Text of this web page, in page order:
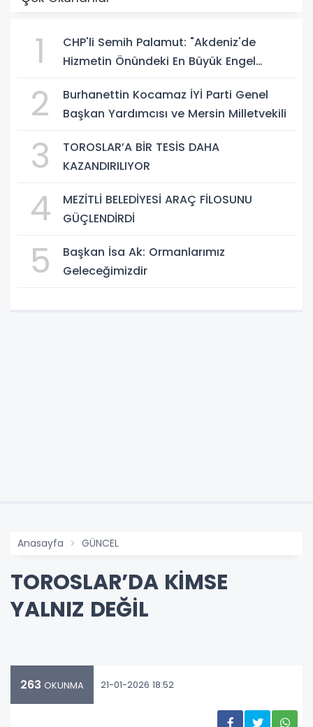
1
CHP'li Semih Palamut: "Akdeniz'de
Hizmetin Önündeki En Büyük Engel
2
Burhanettin Kocamaz İYİ Parti Genel
Başkan Yardımcısı ve Mersin Milletvekili
3
TOROSLAR’A BİR TESİS DAHA
KAZANDIRILIYOR
4
MEZİTLİ BELEDİYESİ ARAÇ FİLOSUNU
GÜÇLENDİRDİ
5
Başkan İsa Ak: Ormanlarımız
Geleceğimizdir
Anasayfa GÜNCEL
TOROSLAR’DA KİMSE
YALNIZ DEĞİL
263 OKUNMA 21-01-2026 18:52